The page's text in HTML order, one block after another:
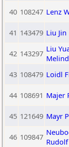
40 108247 Lenz
41 143479 Liu Jin
42 143297 Liu
43 108479 Loidl
44 108691 Majer
45 121649 Mayr
46 109847